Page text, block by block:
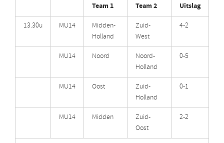
Team 1
Team 2 Uitslag
13.30u MU14
Midden-
Holland
Zuid-
West
4-2
MU14 Noord
Noord-
Holland
0-5
MU14 Oost
Zuid-
Holland
0-1
MU14 Midden
Zuid-
Oost
2-2